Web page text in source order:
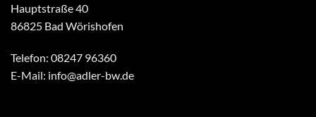
Hauptstraße 40
86825 Bad Wörishofen
Telefon: 08247 96360
E-Mail: info@adler-bw.de